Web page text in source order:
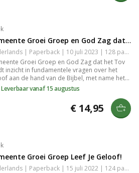
Gemeente Groei Groep en God Zag dat het Tov was
Nederlands | Paperback | 10 juli 2023 | 128 pagina's | 9789083264820
Groei Groep en God Zag dat het Tov
inzicht in fundamentele vragen over het
aan de hand van de Bijbel, met name het
Genesis. Het biedt sterke antwoorden op
twijfels en richt zich op de groei van
Een waardevolle gids voor wie
zoekt in de christelijke leer en de
Leverbaar vanaf 15 augustus
€ 14,95
Groei Groep Leef Je Geloof!
Nederlands | Paperback | 15 juli 2022 | 124 pagina's | 9789082762693